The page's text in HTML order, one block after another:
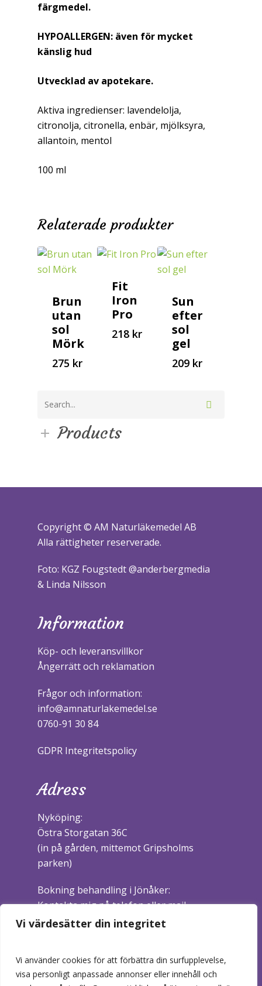
Vi värdesätter din integritet
Vi använder cookies för att förbättra din surfupplevelse,
visa personligt anpassade annonser eller innehåll och
färgmedel.
HYPOALLERGEN: även för mycket
känslig hud
Utvecklad av apotekare.
Aktiva ingredienser: lavendelolja,
citronolja, citronella, enbär, mjölksyra,
allantoin, mentol
100 ml
Relaterade produkter
Brun
utan
sol
Mörk
275 kr
275kr
Fit
Iron
Pro
218 kr
218
Sun
efter
sol
gel
209 kr
209
Products
Copyright © AM Naturläkemedel AB
Alla rättigheter reserverade.
Foto: KGZ Fougstedt @anderbergmedia
& Linda Nilsson
Information
Köp- och leveransvillkor
Ångerrätt och reklamation
Frågor och information:
info@amnaturlakemedel.se
0760-91 30 84
GDPR Integritetspolicy
Adress
Nyköping:
Östra Storgatan 36C
(in på gården, mittemot Gripsholms
parken)
Bokning behandling i Jönåker:
Kontakta mig på telefon eller mail.
AM Naturläkemedel AB